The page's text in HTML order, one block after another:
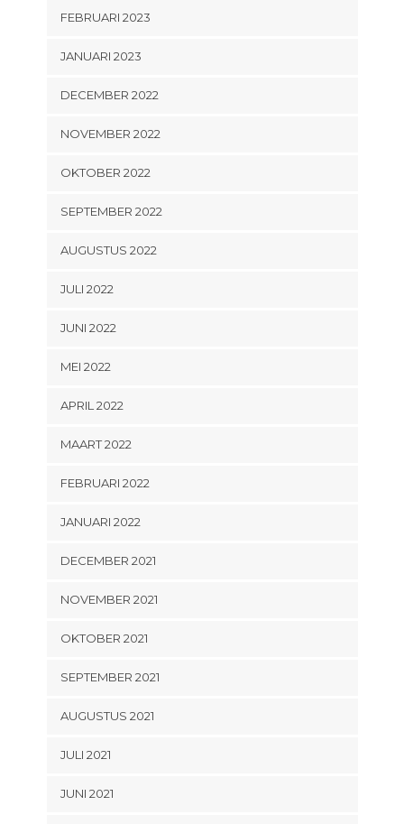
FEBRUARI 2023
JANUARI 2023
DECEMBER 2022
NOVEMBER 2022
OKTOBER 2022
SEPTEMBER 2022
AUGUSTUS 2022
JULI 2022
JUNI 2022
MEI 2022
APRIL 2022
MAART 2022
FEBRUARI 2022
JANUARI 2022
DECEMBER 2021
NOVEMBER 2021
OKTOBER 2021
SEPTEMBER 2021
AUGUSTUS 2021
JULI 2021
JUNI 2021